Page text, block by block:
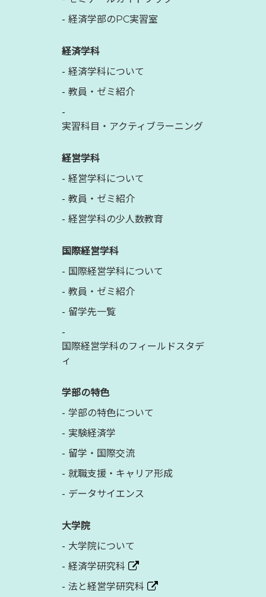
経済学部のPC実習室
経済学科
経済学科について
教員・ゼミ紹介
実習科目・アクティブラーニング
経営学科
経営学科について
教員・ゼミ紹介
経営学科の少人数教育
国際経営学科
国際経営学科について
教員・ゼミ紹介
留学先一覧
国際経営学科のフィールドスタデ
ィ
学部の特色
学部の特色について
実験経済学
留学・国際交流
就職支援・キャリア形成
データサイエンス
大学院
大学院について
経済学研究科
法と経営学研究科